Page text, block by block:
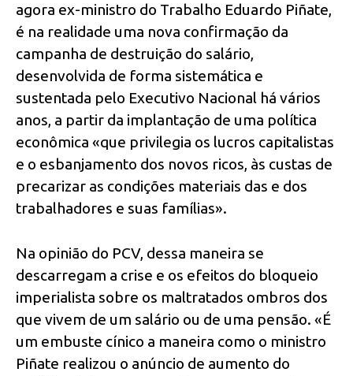
agora ex-ministro do Trabalho Eduardo Piñate,
é na realidade uma nova confirmação da
campanha de destruição do salário,
desenvolvida de forma sistemática e
sustentada pelo Executivo Nacional há vários
anos, a partir da implantação de uma política
econômica «que privilegia os lucros capitalistas
e o esbanjamento dos novos ricos, às custas de
precarizar as condições materiais das e dos
trabalhadores e suas famílias».
Na opinião do PCV, dessa maneira se
descarregam a crise e os efeitos do bloqueio
imperialista sobre os maltratados ombros dos
que vivem de um salário ou de uma pensão. «É
um embuste cínico a maneira como o ministro
Piñate realizou o anúncio de aumento do